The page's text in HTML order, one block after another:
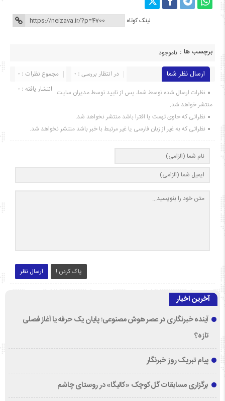
لینک کوتاه
برچسب ها : ناموجود
ارسال نظر شما مجموع نظرات : 0
در انتظار بررسی : 0
انتشار یافته : ۰ نظرات ارسال شده توسط شما، پس از تایید توسط مدیران سایت
منتشر خواهد شد.
نظراتی که حاوی تهمت یا افترا باشد منتشر نخواهد شد.
نظراتی که به غیر از زبان فارسی یا غیر مرتبط با خبر باشد منتشر نخواهد شد.
ارسال نظر پاک کردن !
آخرین اخبار
آینده خبرنگاری در عصر هوش مصنوعی؛ پایان یک حرفه یا آغاز فصلی
تازه؟
پیام تبریک روز خبرنگار
برگزاری مسابقات گل‌کوچک «کالیگا» در روستای چاشم